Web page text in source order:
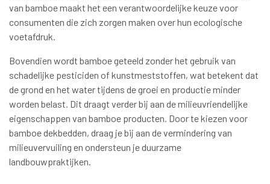
van bamboe maakt het een verantwoordelijke keuze voor
consumenten die zich zorgen maken over hun ecologische
voetafdruk.
Bovendien wordt bamboe geteeld zonder het gebruik van
schadelijke pesticiden of kunstmeststoffen, wat betekent dat
de grond en het water tijdens de groei en productie minder
worden belast. Dit draagt verder bij aan de milieuvriendelijke
eigenschappen van bamboe producten. Door te kiezen voor
bamboe dekbedden, draag je bij aan de vermindering van
milieuvervuiling en ondersteun je duurzame
landbouwpraktijken.